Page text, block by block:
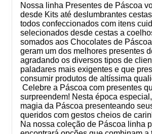
Nossa linha Presentes de Páscoa
desde Kits até deslumbrantes
todos confeccionados com itens
selecionados desde cestas a
somados aos Chocolates de
geram um dos melhores presentes
agradando os diversos tipos de
paladares mais exigentes e que
consumir produtos de altíssima
Celebre a Páscoa com presentes
surpreendem! Nesta época
magia da Páscoa presenteando
queridos com gestos cheios de
Na nossa coleção de Páscoa linha